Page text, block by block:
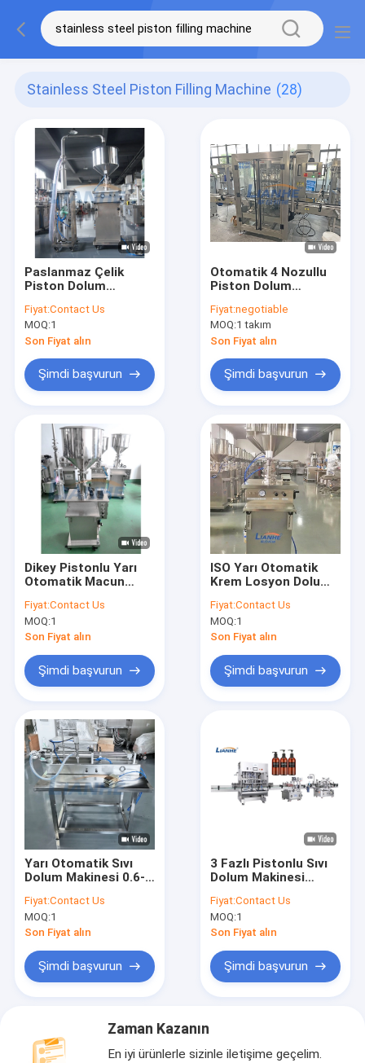
Stainless Steel Piston Filling Machine (28)
Paslanmaz Çelik
Piston Dolum
Kalınlaştırılmış
Pnömatik Şişe
Doldurucu
Fiyat:Contact Us
MOQ:1
Son Fiyat alın
Şimdi başvurun
Otomatik 4 Nozullu
Piston Dolum
Fiyat:negotiable
MOQ:1 takım
Son Fiyat alın
Şimdi başvurun
Dikey Pistonlu Yarı
Otomatik Macun
Antipas Sıvı
Doldurma Makinesi
Fiyat:Contact Us
MOQ:1
Son Fiyat alın
Şimdi başvurun
ISO Yarı Otomatik
Krem Losyon Dolum
Paslanmaz Çelik
Fiyat:Contact Us
MOQ:1
Son Fiyat alın
Şimdi başvurun
Yarı Otomatik Sıvı
Dolum Makinesi 0.6-
Dayanıklı
Fiyat:Contact Us
MOQ:1
Son Fiyat alın
Şimdi başvurun
3 Fazlı Pistonlu Sıvı
Dolum Makinesi
Sızdırmaz
Fiyat:Contact Us
MOQ:1
Son Fiyat alın
Şimdi başvurun
Zaman Kazanın
En iyi ürünlerle sizinle iletişime geçelim.